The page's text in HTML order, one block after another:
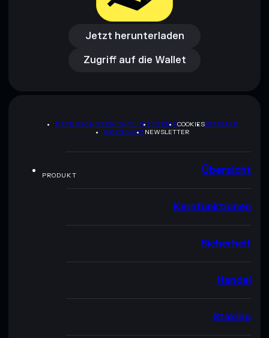
Jetzt herunterladen
Jetzt herunterladen
Zugriff auf die Wallet
Zugriff auf die Wallet
DATENSCHUTZRICHTLINIETERMSCOOKIESSITEMAP
BRAND-KITNEWSLETTER
PRODUKT Übersicht
Kernfunktionen
Sicherheit
Handel
Staking